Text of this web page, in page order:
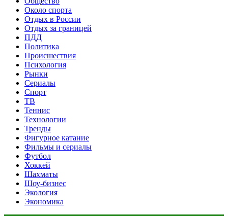
Около спорта
Отдых в России
Отдых за границей
ПДД
Политика
Происшествия
Психология
Рынки
Сериалы
Спорт
ТВ
Теннис
Технологии
Тренды
Фигурное катание
Фильмы и сериалы
Футбол
Хоккей
Шахматы
Шоу-бизнес
Экология
Экономика